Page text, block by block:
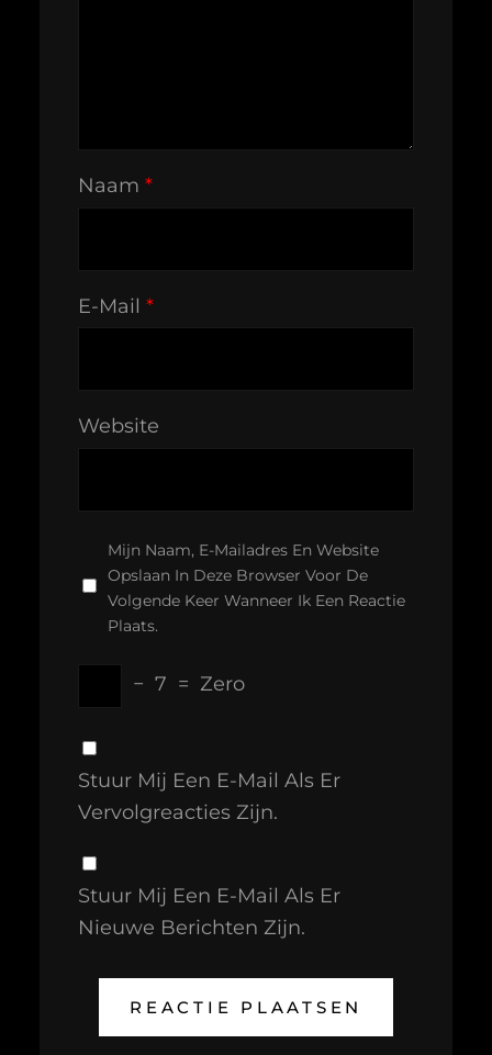
Naam *
E-Mail *
Website
Mijn Naam, E-Mailadres En Website
Opslaan In Deze Browser Voor De
Volgende Keer Wanneer Ik Een Reactie
Plaats.
− 7 = Zero
Stuur Mij Een E-Mail Als Er
Vervolgreacties Zijn.
Stuur Mij Een E-Mail Als Er
Nieuwe Berichten Zijn.